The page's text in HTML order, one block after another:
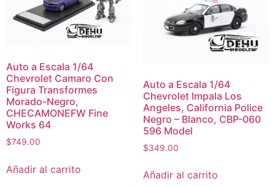
Auto a Escala 1/64
Chevrolet Camaro Con
Figura Transformes
Morado-Negro,
CHECAMONEFW Fine
Works 64
$749.00
Añadir al carrito
Auto a Escala 1/64
Chevrolet Impala Los
Angeles, California Police
Negro – Blanco, CBP-060
596 Model
$349.00
Añadir al carrito